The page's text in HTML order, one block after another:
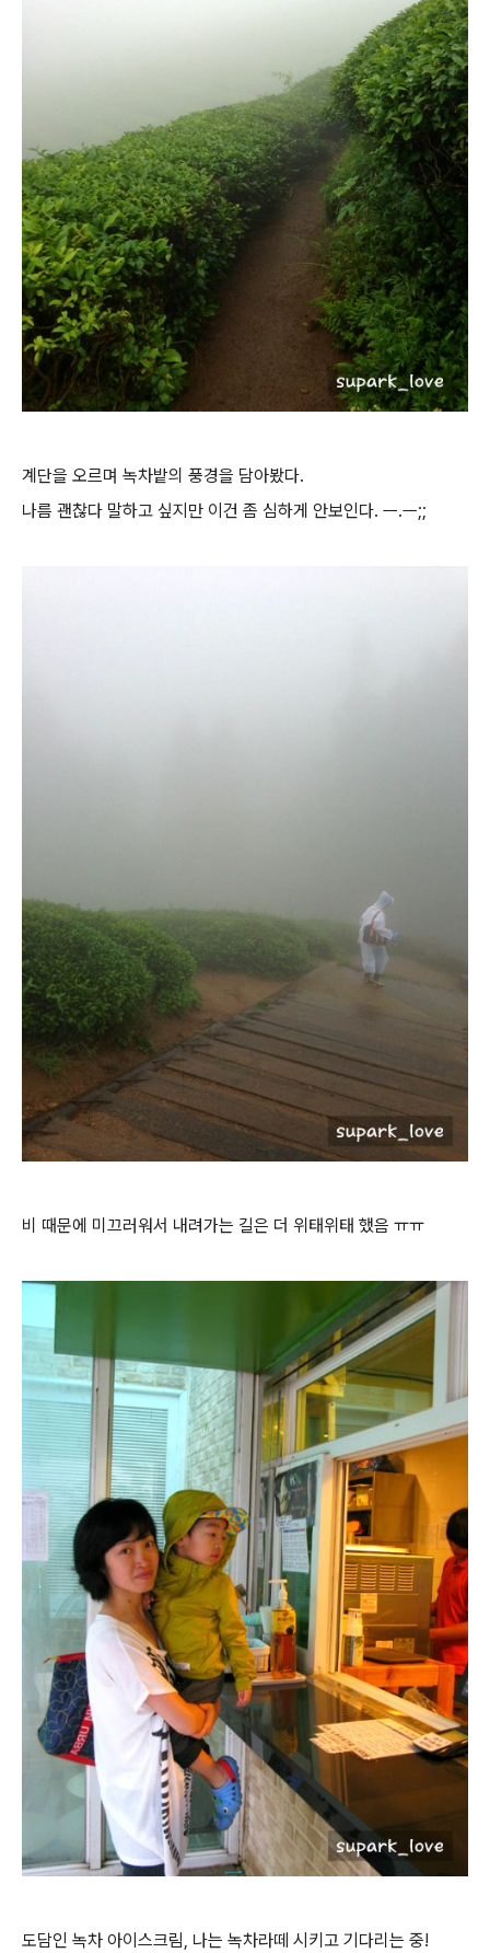
계단을 오르며 녹차밭의 풍경을 담아봤다.
나름 괜찮다 말하고 싶지만 이건 좀 심하게 안보인다. ㅡ.ㅡ;;
비 때문에 미끄러워서 내려가는 길은 더 위태위태 했음 ㅠㅠ
도담인 녹차 아이스크림, 나는 녹차라떼 시키고 기다리는 중!